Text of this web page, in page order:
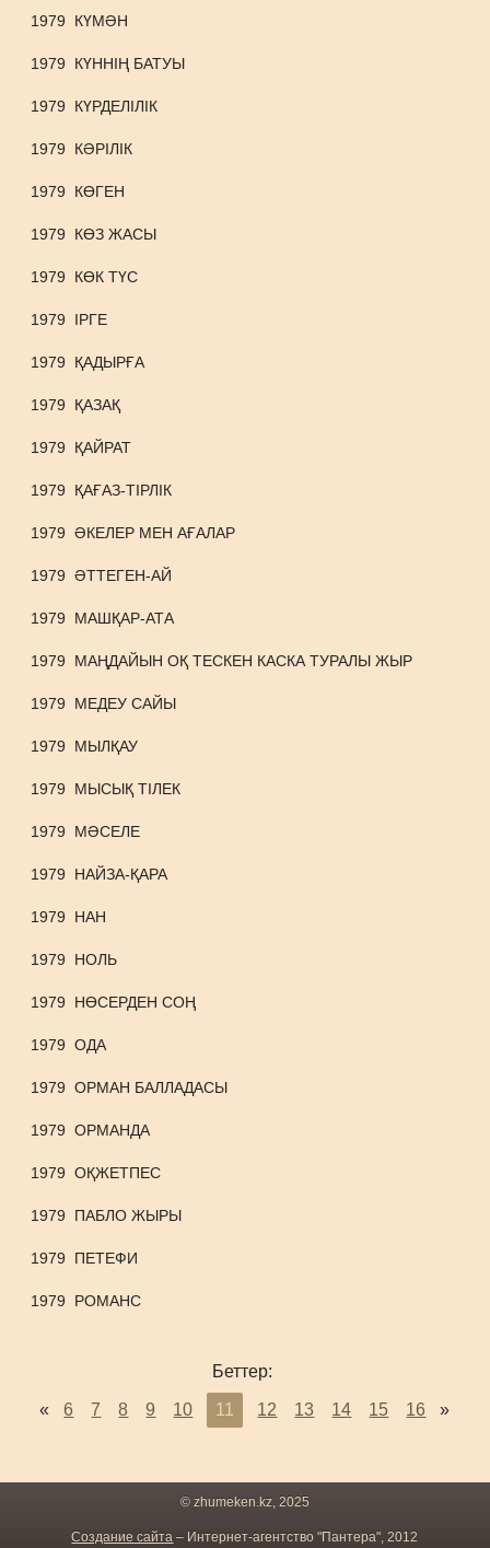
1979 КҮМӘН
1979 КҮННІҢ БАТУЫ
1979 КҮРДЕЛІЛІК
1979 КӘРІЛІК
1979 КӨГЕН
1979 КӨЗ ЖАСЫ
1979 КӨК ТҮС
1979 ІРГЕ
1979 ҚАДЫРҒА
1979 ҚАЗАҚ
1979 ҚАЙРАТ
1979 ҚАҒАЗ-ТІРЛІК
1979 ӘКЕЛЕР МЕН АҒАЛАР
1979 ӘТТЕГЕН-АЙ
1979 МАШҚАР-АТА
1979 МАҢДАЙЫН ОҚ ТЕСКЕН КАСКА ТУРАЛЫ ЖЫР
1979 МЕДЕУ САЙЫ
1979 МЫЛҚАУ
1979 МЫСЫҚ ТІЛЕК
1979 МӘСЕЛЕ
1979 НАЙЗА-ҚАРА
1979 НАН
1979 НОЛЬ
1979 НӨСЕРДЕН СОҢ
1979 ОДА
1979 ОРМАН БАЛЛАДАСЫ
1979 ОРМАНДА
1979 ОҚЖЕТПЕС
1979 ПАБЛО ЖЫРЫ
1979 ПЕТЕФИ
1979 РОМАНС
Беттер:
« 6 7 8 9 10 11 12 13 14 15 16 »
© zhumeken.kz, 2025
Создание сайта – Интернет-агентство "Пантера", 2012